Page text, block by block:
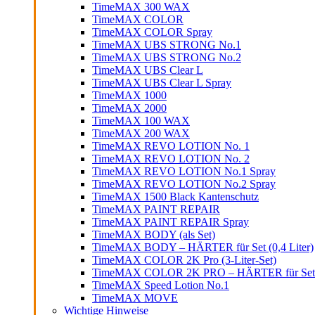
TimeMAX 300 WAX
TimeMAX COLOR
TimeMAX COLOR Spray
TimeMAX UBS STRONG No.1
TimeMAX UBS STRONG No.2
TimeMAX UBS Clear L
TimeMAX UBS Clear L Spray
TimeMAX 1000
TimeMAX 2000
TimeMAX 100 WAX
TimeMAX 200 WAX
TimeMAX REVO LOTION No. 1
TimeMAX REVO LOTION No. 2
TimeMAX REVO LOTION No.1 Spray
TimeMAX REVO LOTION No.2 Spray
TimeMAX 1500 Black Kantenschutz
TimeMAX PAINT REPAIR
TimeMAX PAINT REPAIR Spray
TimeMAX BODY (als Set)
TimeMAX BODY – HÄRTER für Set (0,4 Liter)
TimeMAX COLOR 2K Pro (3-Liter-Set)
TimeMAX COLOR 2K PRO – HÄRTER für
TimeMAX Speed Lotion No.1
TimeMAX MOVE
Wichtige Hinweise